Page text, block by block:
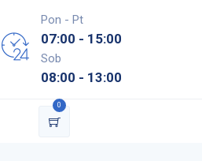
Pon - Pt
07:00 - 15:00
Sob
08:00 - 13:00
0